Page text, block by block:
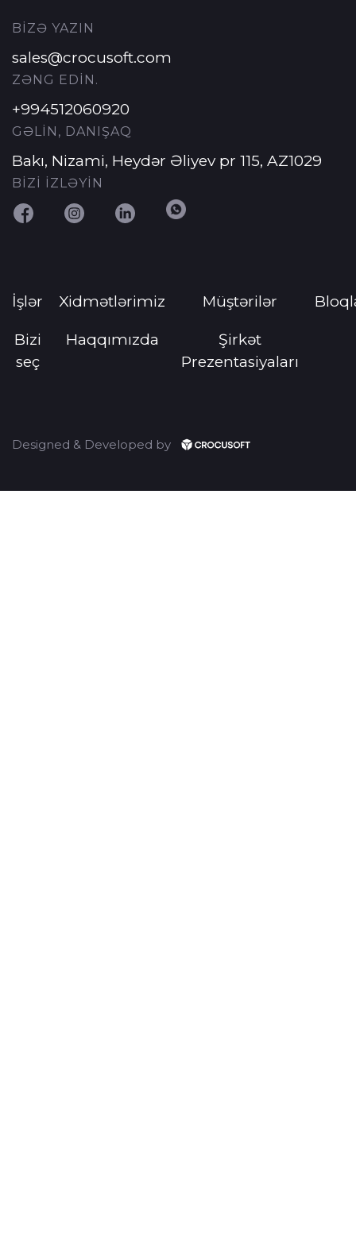
BİZƏ YAZIN
sales@crocusoft.com
ZƏNG EDİN.
+994512060920
GƏLİN, DANIŞAQ
Bakı, Nizami, Heydər Əliyev pr 115, AZ1029
BİZİ İZLƏYİN
İşlər Xidmətlərimiz Müştərilər
Bizi
seç
Haqqımızda
Şirkət
Prezentasiyaları
Designed & Developed by